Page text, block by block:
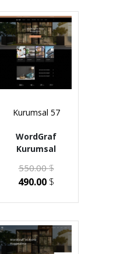
Kurumsal 57
WordGraf
Kurumsal
550.00$
490.00 $